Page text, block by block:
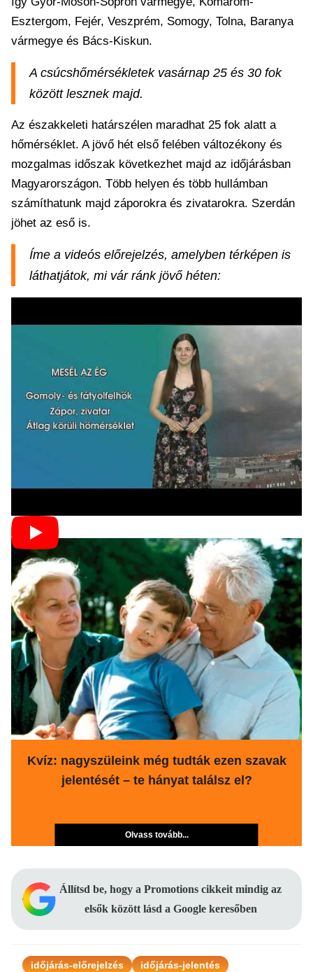
Esztergom, Fejér, Veszprém, Somogy, Tolna, Baranya
vármegye és Bács-Kiskun.
A csúcshőmérsékletek vasárnap 25 és 30 fok
között lesznek majd.
Az északkeleti határszélen maradhat 25 fok alatt a
hőmérséklet. A jövő hét első felében változékony és
mozgalmas időszak következhet majd az időjárásban
Magyarországon. Több helyen és több hullámban
számíthatunk majd záporokra és zivatarokra. Szerdán
jöhet az eső is.
Íme a videós előrejelzés, amelyben térképen is
láthatjátok, mi vár ránk jövő héten:
Kvíz: nagyszüleink még tudták ezen szavak
jelentését – te hányat találsz el?
Olvass tovább...
Állítsd be, hogy a Promotions cikkeit mindig az
elsők között lásd a Google keresőben
időjárás-előrejelzés időjárás-jelentés